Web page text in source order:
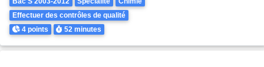
Effectuer des contrôles de qualité
Points
4 points Durée
52 minutes